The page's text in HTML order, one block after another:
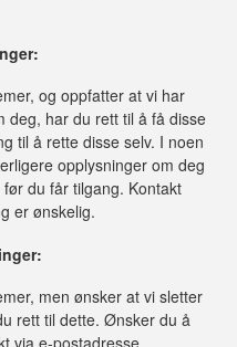
og oppfatter at vi har
deg, har du rett til å få disse
til å rette disse selv. I noen
opplysninger om deg
du får tilgang. Kontakt
er ønskelig.
men ønsker at vi sletter
rett til dette. Ønsker du å